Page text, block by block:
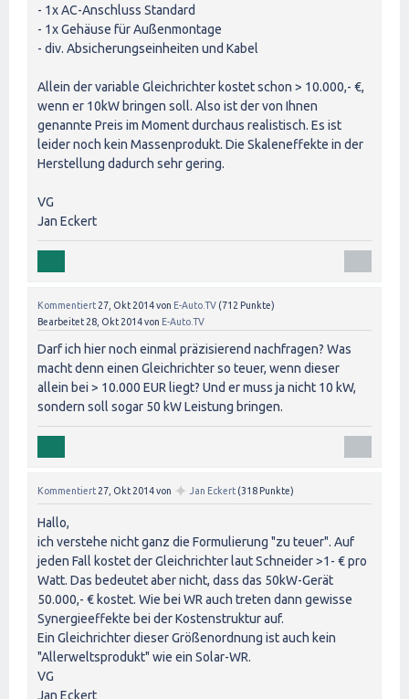
- 1x AC-Anschluss Standard
- 1x Gehäuse für Außenmontage
- div. Absicherungseinheiten und Kabel
Allein der variable Gleichrichter kostet schon > 10.000,- €,
wenn er 10kW bringen soll. Also ist der von Ihnen
genannte Preis im Moment durchaus realistisch. Es ist
leider noch kein Massenprodukt. Die Skaleneffekte in der
Herstellung dadurch sehr gering.
VG
Jan Eckert
Kommentiert 27, Okt 2014von E-Auto.TV (712 Punkte)
Bearbeitet 28, Okt 2014von E-Auto.TV
Darf ich hier noch einmal präzisierend nachfragen? Was
macht denn einen Gleichrichter so teuer, wenn dieser
allein bei > 10.000 EUR liegt? Und er muss ja nicht 10 kW,
sondern soll sogar 50 kW Leistung bringen.
Kommentiert 27, Okt 2014von ✦ Jan Eckert (318 Punkte)
Hallo,
ich verstehe nicht ganz die Formulierung "zu teuer". Auf
jeden Fall kostet der Gleichrichter laut Schneider >1- € pro
Watt. Das bedeutet aber nicht, dass das 50kW-Gerät
50.000,- € kostet. Wie bei WR auch treten dann gewisse
Synergieeffekte bei der Kostenstruktur auf.
Ein Gleichrichter dieser Größenordnung ist auch kein
"Allerweltsprodukt" wie ein Solar-WR.
VG
Jan Eckert